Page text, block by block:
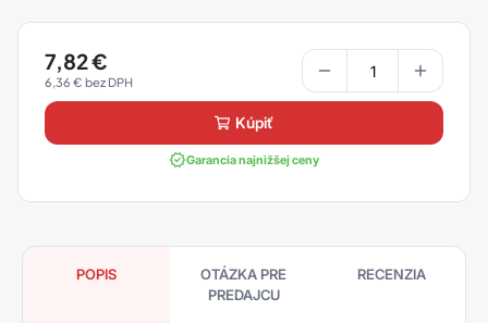
7,82€
6,36 €
kúpiť
Garancia najnižšej ceny
POPIS
OTÁZKA PRE
PREDAJCU
RECENZIA